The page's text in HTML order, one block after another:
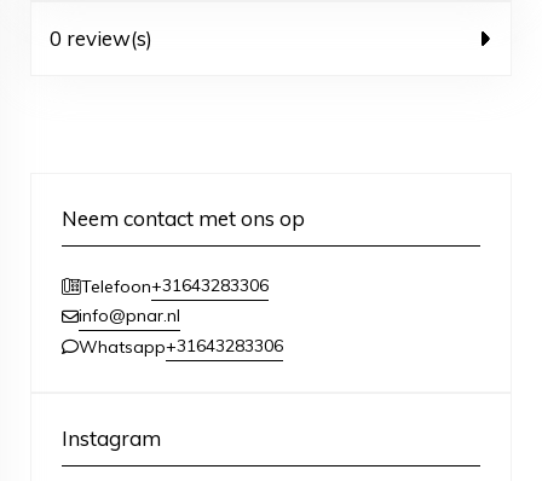
0 review(s)
Neem contact met ons op
Telefoon+31643283306
info@pnar.nl
Whatsapp+31643283306
Instagram